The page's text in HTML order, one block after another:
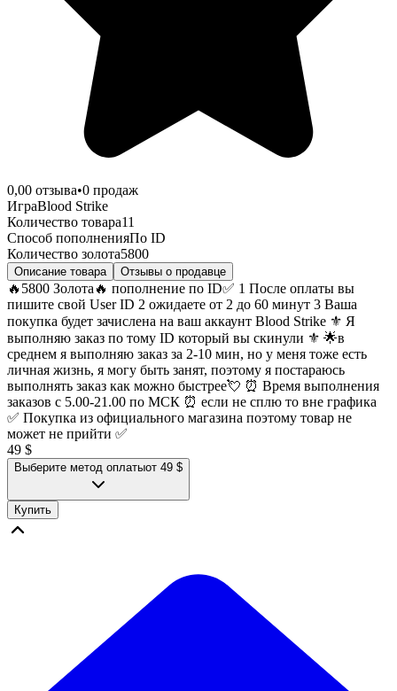
0,00 отзыва•0 продаж
ИграBlood Strike
Количество товара11
Способ пополненияПо ID
Количество золота5800
Описание товара Отзывы о продавце
🔥5800 Золота🔥 пополнение по ID✅ 1 После оплаты вы
пишите свой User ID 2 ожидаете от 2 до 60 минут 3 Ваша
покупка будет зачислена на ваш аккаунт Blood Strike ⚜️ Я
выполняю заказ по тому ID который вы скинули ⚜️ 🌟в
среднем я выполняю заказ за 2-10 мин, но у меня тоже есть
личная жизнь, я могу быть занят, поэтому я постараюсь
выполнять заказ как можно быстрее💘 ⏰ Время выполнения
заказов с 5.00-21.00 по МСК ⏰ если не сплю то вне графика
✅ Покупка из официального магазина поэтому товар не
может не прийти ✅
49 $
Выберите метод оплатыот 49 $
Купить